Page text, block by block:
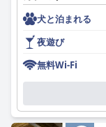
択肢となっています
Casa Dei Gonzaga,
アメニティと犬の
全体として、A カー
した快適で便利な
スタッフによって
り、その魅力に貢
レジデンツァ・ア
美味しく、種類が
朝食ビュッフェに
ズ、卵、淹れたて
に揃っています。
価されていますが
ずかな改善を提案
犬と泊まれる
夜遊び
無料Wi-Fi